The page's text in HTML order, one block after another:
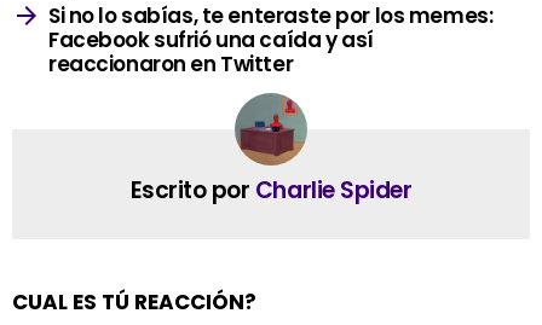
Si no lo sabías, te enteraste por los memes:
Facebook sufrió una caída y así
reaccionaron en Twitter
Escrito por Charlie Spider
CUAL ES TÚ REACCIÓN?